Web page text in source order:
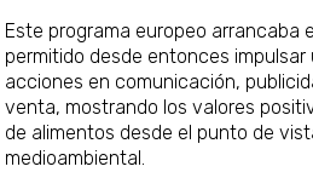
Este programa europeo arrancaba
permitido desde entonces impulsar
acciones en comunicación,
venta, mostrando los valores
de alimentos desde el punto de
medioambiental.